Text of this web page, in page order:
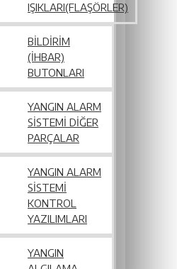
IŞIKLARI(FLAŞÖRLER)
BILDIRIM
(İHBAR)
BUTONLARI
YANGIN ALARM
SISTEMI DIĞER
PARÇALAR
YANGIN ALARM
SISTEMI
KONTROL
YAZILIMLARI
YANGIN